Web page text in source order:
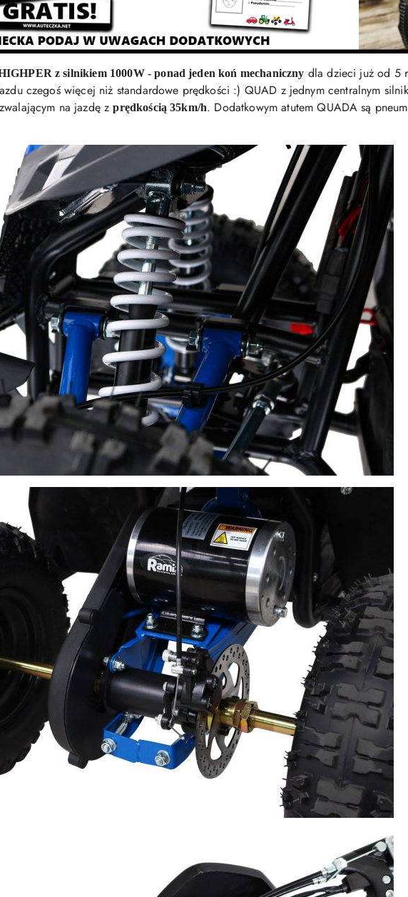
z silnikiem 1000W - ponad jeden koń mechaniczny dla dzieci już od 5
czegoś więcej niż standardowe prędkości :) QUAD z jednym centralnym
na jazdę zprędkością 35km/h. Dodatkowym atutem QUADA są